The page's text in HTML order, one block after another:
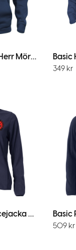
Basic Hoody FZ Herr Mörk Marin
349 kr
Basic Microfleecejacka Dam MörkMarin
509 kr